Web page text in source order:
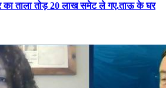
का ताला तोड़ 20 लाख समेट ले गए.ताऊ के घर